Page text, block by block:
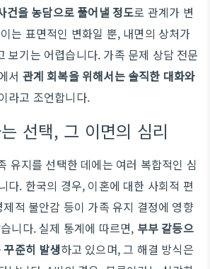
건을 농담으로 풀어낼 정도로 관계가 변
는 표면적인 변화일 뿐, 내면의 상처가
보기는 어렵습니다. 가족 문제 상담 전문
서 관계 회복을 위해서는 솔직한 대화와
라고 조언합니다.
선택, 그 이면의 심리
유지를 선택한 데에는 여러 복합적인 심
다. 한국의 경우, 이혼에 대한 사회적 편
적 불안감 등이 가족 유지 결정에 영향
니다. 실제 통계에 따르면, 부부 갈등으
준히 발생하고 있으며, 그 해결 방식은